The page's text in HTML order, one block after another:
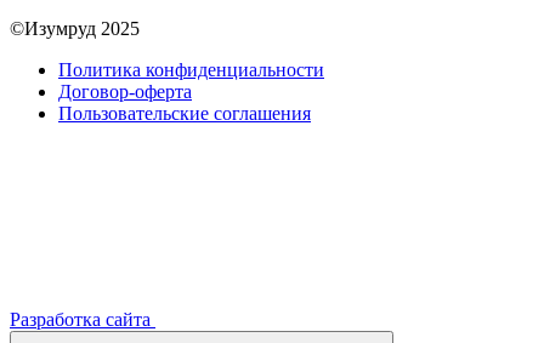
©Изумруд 2025
Политика конфиденциальности
Договор-оферта
Пользовательские соглашения
Разработка сайта